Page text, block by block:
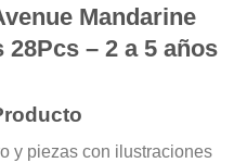
Mandarine
– 2 a 5 años
y piezas con ilustraciones